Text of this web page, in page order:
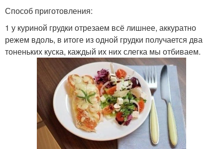
Способ приготовления:
1 у куриной грудки отрезаем всё лишнее, аккуратно
режем вдоль, в итоге из одной грудки получается два
тоненьких куска, каждый их них слегка мы отбиваем.